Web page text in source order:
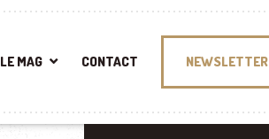
LE MAG CONTACT NEWSLETTER